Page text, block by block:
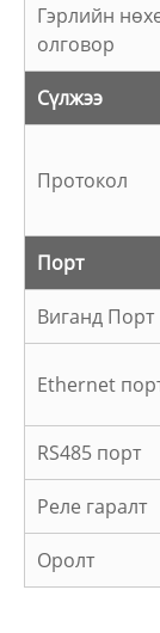
Гэрлийн
олговор
Сүлжээ
Протокол
Порт
Виганд Порт
Ethernet
RS485 порт
Реле гаралт
Оролт